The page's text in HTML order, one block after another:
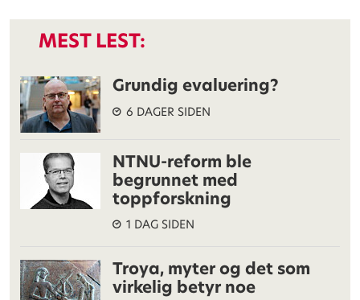
MEST LEST:
Grundig evaluering?
6 DAGER SIDEN
NTNU-reform ble
begrunnet med
toppforskning
1 DAG SIDEN
Troya, myter og det som
virkelig betyr noe